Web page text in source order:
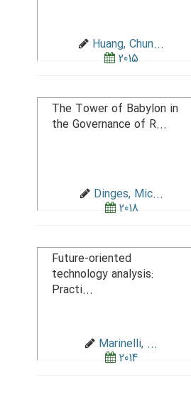
Huang, Chun...
2015
The Tower of Babylon in
the Governance of R...
Dinges, Mic...
2018
Future-oriented
technology analysis:
Practi...
Marinelli, ...
2014